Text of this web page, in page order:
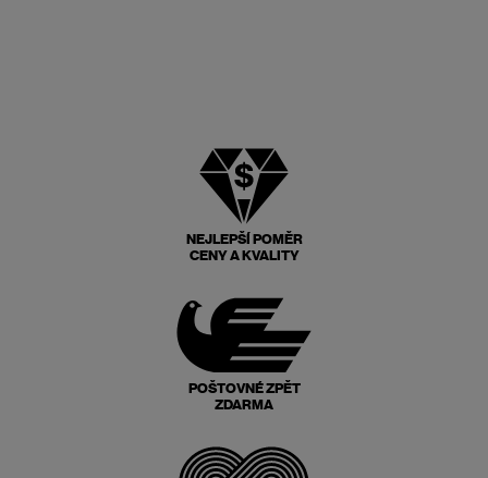
NEJLEPŠÍ POMĚR
CENY A KVALITY
POŠTOVNÉ ZPĚT
ZDARMA